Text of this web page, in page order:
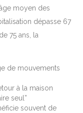
moyen des
dépasse 67
75 ans, la
de mouvements
à la maison
seul”
souvent de